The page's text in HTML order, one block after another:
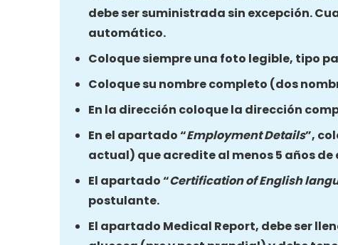
debe ser suministrada sin excepción.
automático.
Coloque siempre una foto legible, tipo
Coloque su nombre completo (dos
En la dirección coloque la dirección
En el apartado “Employment Details”,
actual) que acredite al menos 5 años de
El apartado “Certification of English
postulante.
El apartado Medical Report, debe ser